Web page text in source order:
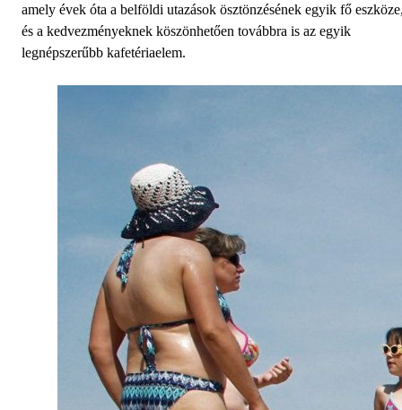
amely évek óta a belföldi utazások ösztönzésének egyik fő
és a kedvezményeknek köszönhetően továbbra is az egyik
legnépszerűbb kafetériaelem.